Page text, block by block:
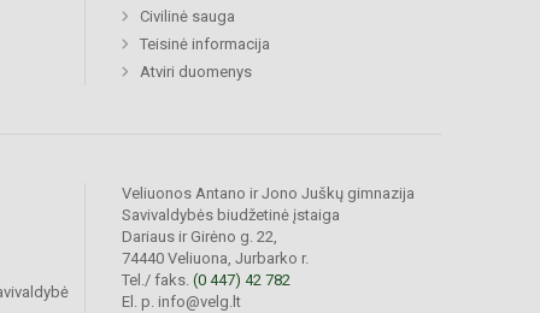
Civilinė sauga
Teisinė informacija
Atviri duomenys
Veliuonos Antano ir Jono Juškų gimnazija
Savivaldybės biudžetinė įstaiga
Dariaus ir Girėno g. 22,
74440 Veliuona, Jurbarko r.
Tel./ faks. (0 447) 42 782
El. p. info@velg.lt